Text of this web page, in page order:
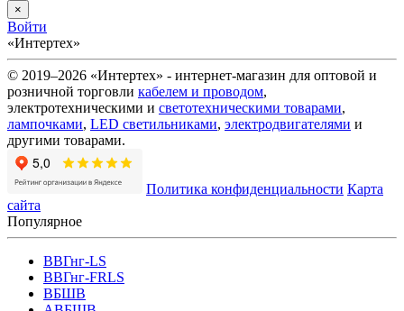
×
Войти
«Интертех»
© 2019–2026 «Интертех» - интернет-магазин для оптовой и
розничной торговли кабелем и проводом,
электротехническими и светотехническими товарами,
лампочками, LED светильниками, электродвигателями и
другими товарами.
Политика конфиденциальности Карта
сайта
Популярное
ВВГнг-LS
ВВГнг-FRLS
ВБШВ